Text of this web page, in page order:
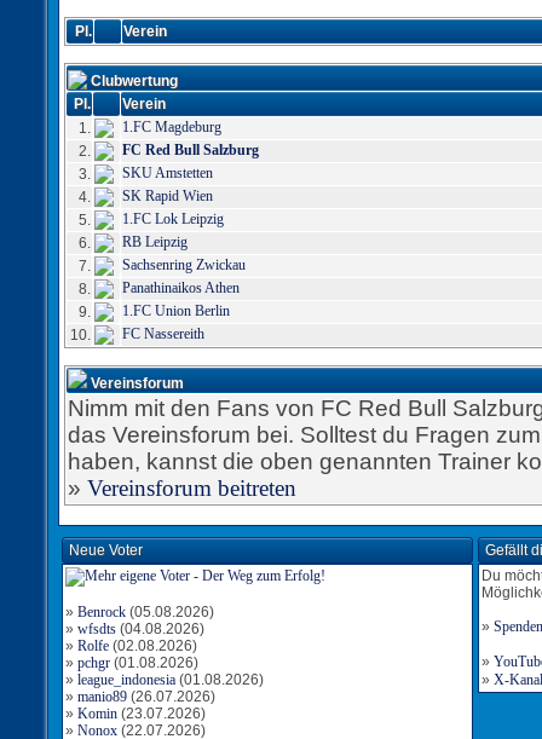
Pl. Verein
Clubwertung
Pl.
Verein
1.
1.FC Magdeburg
2.
FC Red Bull Salzburg
3.
SKU Amstetten
4.
SK Rapid Wien
5.
1.FC Lok Leipzig
6.
RB Leipzig
7.
Sachsenring Zwickau
8.
Panathinaikos Athen
9.
1.FC Union Berlin
10.
FC Nassereith
Vereinsforum
Nimm mit den Fans von FC Red Bull
das Vereinsforum bei. Solltest du Fragen
haben, kannst die oben genannten Trainer
» Vereinsforum beitreten
Neue Voter
» Benrock (05.08.2026)
» wfsdts (04.08.2026)
» Rolfe (02.08.2026)
» pchgr (01.08.2026)
» league_indonesia (01.08.2026)
» manio89 (26.07.2026)
» Komin (23.07.2026)
» Nonox (22.07.2026)
Gefällt
Du
» Spenden
»
» X-